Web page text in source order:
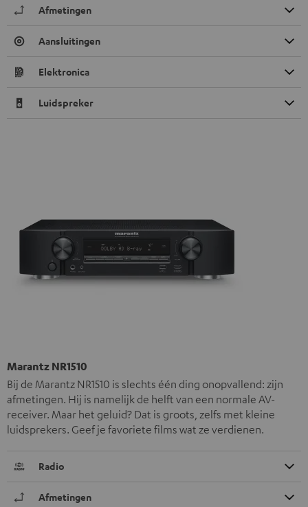
Afmetingen
Aansluitingen
Elektronica
Luidspreker
Marantz NR1510
Bij de Marantz NR1510 is slechts één ding onopvallend: zijn
afmetingen. Hij is namelijk de helft van een normale AV-
receiver. Maar het geluid? Dat is groots, zelfs met kleine
luidsprekers. Geef je favoriete films wat ze verdienen.
Radio
Afmetingen